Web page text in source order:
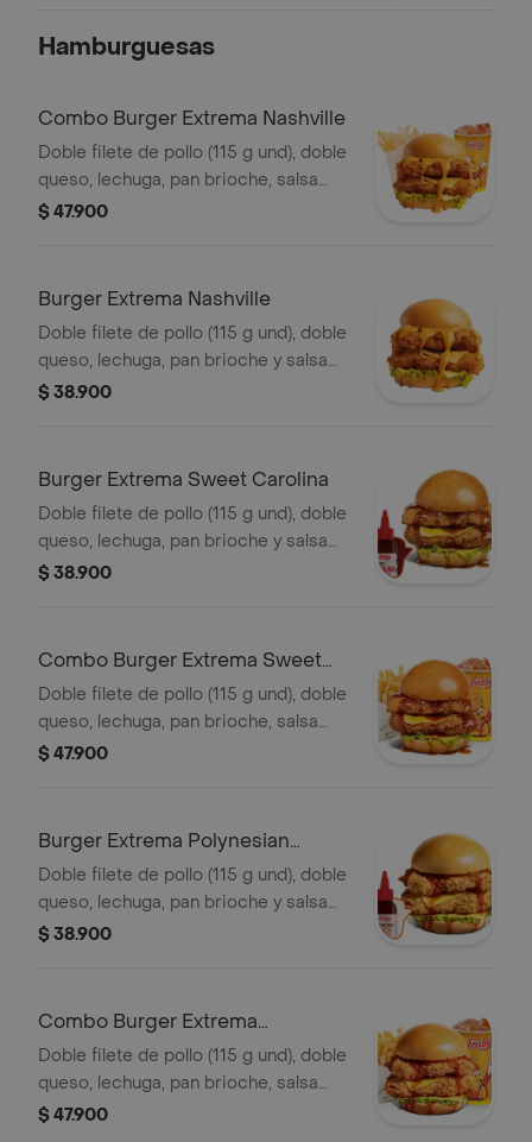
Hamburguesas
Combo Burger Extrema Nashville
Doble filete de pollo (115 g und), doble
queso, lechuga, pan brioche, salsa
picante estilo Nashville, francesa
$ 47.900
Burger Extrema Nashville
Doble filete de pollo (115 g und), doble
queso, lechuga, pan brioche y salsa
picante estilo Nashville
$ 38.900
Burger Extrema Sweet Carolina
Doble filete de pollo (115 g und), doble
queso, lechuga, pan brioche y salsa
sweet Carolina
$ 38.900
Combo Burger Extrema Sweet
Carolina
Doble filete de pollo (115 g und), doble
queso, lechuga, pan brioche, salsa
sweet Carolina,francesa mediana (60
$ 47.900
Burger Extrema Polynesian
Beach
Doble filete de pollo (115 g und), doble
queso, lechuga, pan brioche y salsa
Polynesian beach
$ 38.900
Combo Burger Extrema
Polynesian Beach
Doble filete de pollo (115 g und), doble
queso, lechuga, pan brioche, salsa
Polynesian beach, francesa mediana
$ 47.900